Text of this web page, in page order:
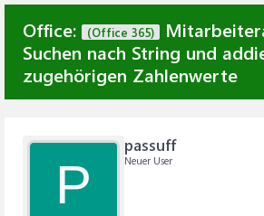
Office: (Office 365)
Suchen nach String und
zugehörigen Zahlenwerte
P
passuff
Neuer User